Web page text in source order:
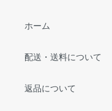
ホーム
配送・送料について
返品について